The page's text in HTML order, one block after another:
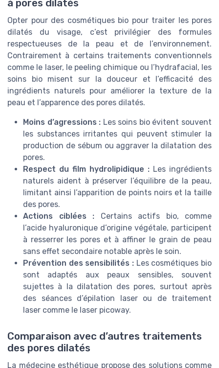
à pores dilatés
Opter pour des cosmétiques bio pour traiter les pores
dilatés du visage, c’est privilégier des formules
respectueuses de la peau et de l’environnement.
Contrairement à certains traitements conventionnels
comme le laser, le peeling chimique ou l’hydrafacial, les
soins bio misent sur la douceur et l’efficacité des
ingrédients naturels pour améliorer la texture de la
peau et l’apparence des pores dilatés.
Moins d’agressions : Les soins bio évitent souvent
les substances irritantes qui peuvent stimuler la
production de sébum ou aggraver la dilatation des
pores.
Respect du film hydrolipidique : Les ingrédients
naturels aident à préserver l’équilibre de la peau,
limitant ainsi l’apparition de points noirs et la taille
des pores.
Actions ciblées : Certains actifs bio, comme
l’acide hyaluronique d’origine végétale, participent
à resserrer les pores et à affiner le grain de peau
sans effet secondaire notable après le soin.
Prévention des sensibilités : Les cosmétiques bio
sont adaptés aux peaux sensibles, souvent
sujettes à la dilatation des pores, surtout après
des séances d’épilation laser ou de traitement
laser comme le laser picoway.
Comparaison avec d’autres traitements
des pores dilatés
La médecine esthétique propose des solutions comme